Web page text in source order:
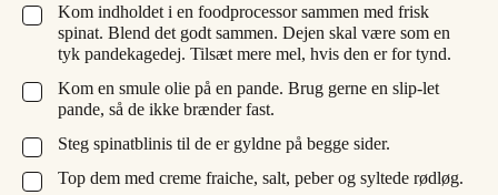
▢
Kom indholdet i en foodprocessor sammen med frisk
spinat. Blend det godt sammen. Dejen skal være som en
tyk pandekagedej. Tilsæt mere mel, hvis den er for tynd.
▢
Kom en smule olie på en pande. Brug gerne en slip-let
pande, så de ikke brænder fast.
▢
Steg spinatblinis til de er gyldne på begge sider.
▢
Top dem med creme fraiche, salt, peber og syltede rødløg.